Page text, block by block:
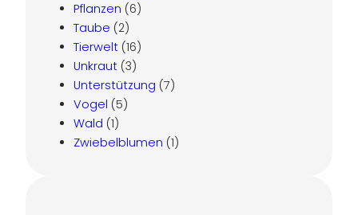
Pflanzen (6)
Taube (2)
Tierwelt (16)
Unkraut (3)
Unterstützung (7)
Vogel (5)
Wald (1)
Zwiebelblumen (1)